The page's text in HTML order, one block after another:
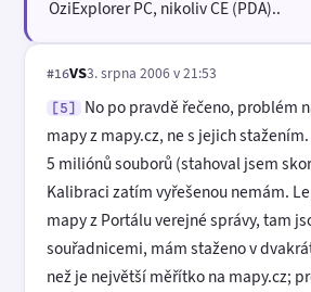
OziExplorer PC, nikoliv CE (PDA)..
#16VS3. srpna 2006 v 21:53
[5]
No po pravdě řečeno, problém
mapy z mapy.cz, ne s jejich
5 miliónů souborů (stahoval jsem
Kalibraci zatím vyřešenou nemám.
mapy z Portálu verejné správy, tam
souřadnicemi, mám staženo v
než je největší měřítko na mapy.cz;